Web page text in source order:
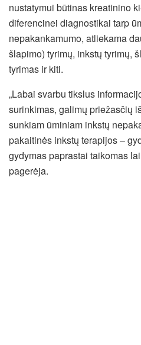
nustatymui būtinas kreatinino
diferencinei diagnostikai tarp
nepakankamumo, atliekama
šlapimo) tyrimų, inkstų tyrimų,
tyrimas ir kiti.
„Labai svarbu tikslus
surinkimas, galimų priežasčių
sunkiam ūminiam inkstų
pakaitinės inkstų terapijos –
gydymas paprastai taikomas
pagerėja.